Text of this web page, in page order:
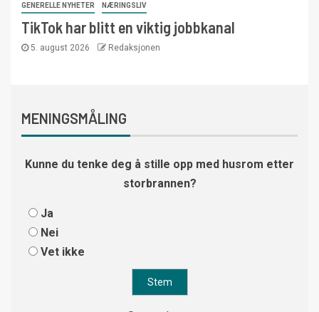
GENERELLE NYHETER NÆRINGSLIV
TikTok har blitt en viktig jobbkanal
5. august 2026 Redaksjonen
MENINGSMÅLING
Kunne du tenke deg å stille opp med husrom etter
storbrannen?
Ja
Nei
Vet ikke